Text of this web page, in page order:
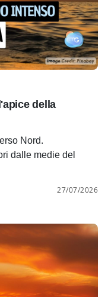
della
Nord.
dalle medie del
27/07/2026